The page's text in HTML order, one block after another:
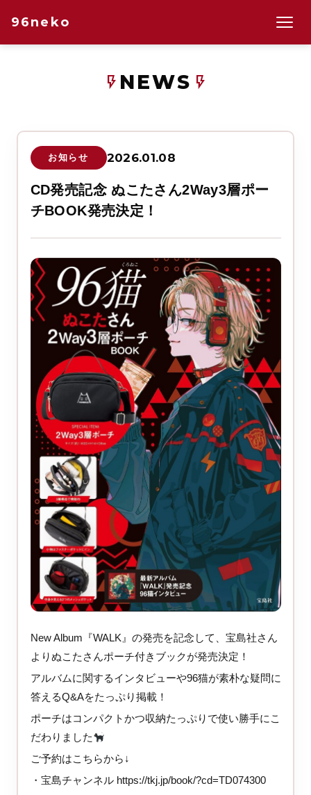
96neko
flash_on NEWS flash_on
お知らせ 2026.01.08
CD発売記念 ぬこたさん2Way3層ポー
チBOOK発売決定！
New Album『WALK』の発売を記念して、宝島社さん
よりぬこたさんポーチ付きブックが発売決定！
アルバムに関するインタビューや96猫が素朴な疑問に
答えるQ&Aをたっぷり掲載！
ポーチはコンパクトかつ収納たっぷりで使い勝手にこ
だわりました
ご予約はこちらから↓
・宝島チャンネル https://tkj.jp/book/?cd=TD074300